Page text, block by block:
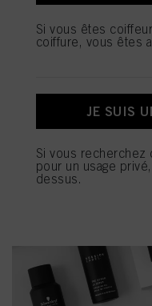
SESSION
visions.
Si vous êtes
coiffure, vous êtes
JE SUIS
Si vous recherchez
pour un usage
dessus.